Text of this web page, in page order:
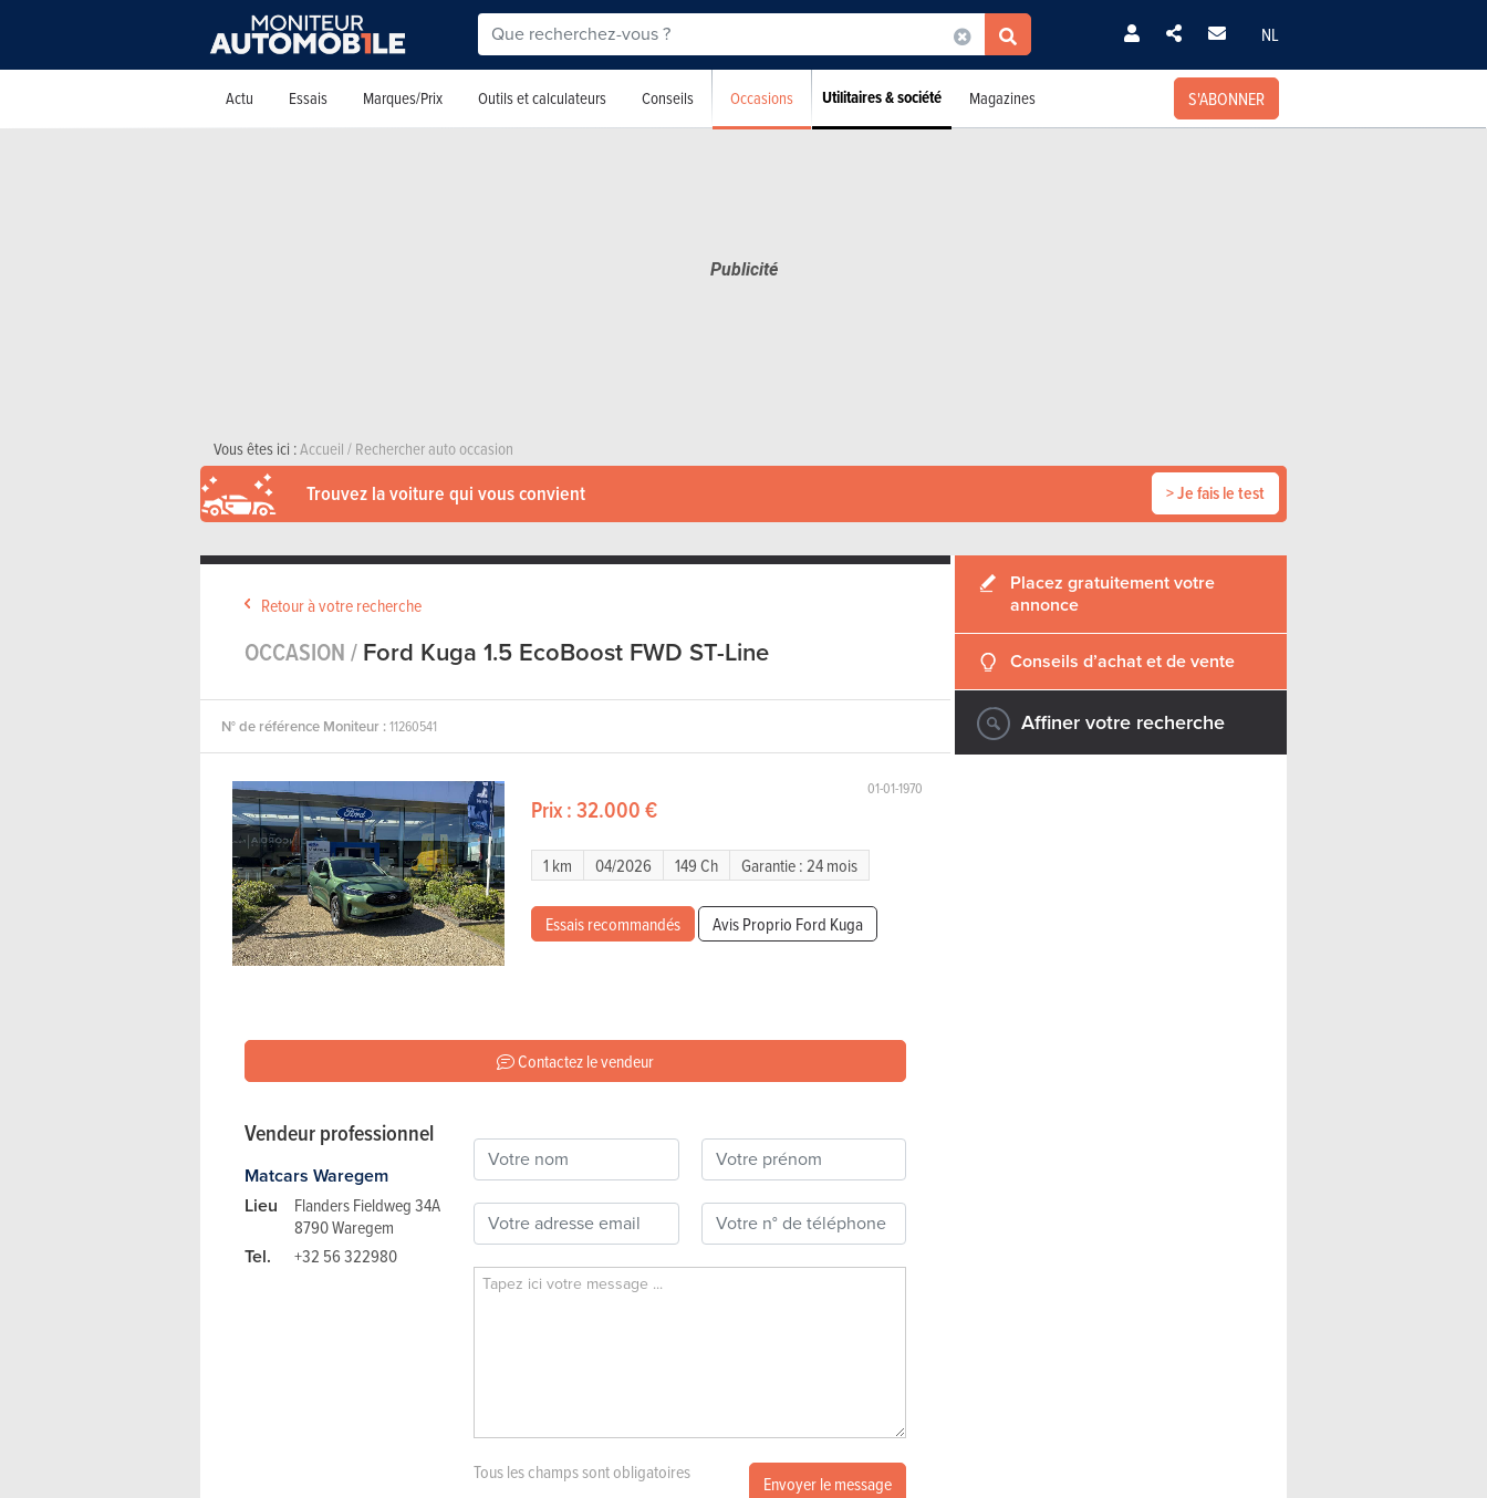
NL
Actu Essais Marques/Prix Outils et calculateurs Conseils Occasions Utilitaires & société Magazines S'ABONNER
Vous êtes ici :Accueil/Rechercher auto occasion
Trouvez la voiture qui vous convient > Je fais le test
Retour à votre recherche
OCCASION /Ford Kuga 1.5 EcoBoost FWD ST-Line
N° de référence Moniteur :11260541
01-01-1970
Prix :32.000 €
1 km 04/2026 149 Ch Garantie : 24 mois
Essais recommandés Avis Proprio Ford Kuga
Contactez le vendeur
Vendeur professionnel
Matcars Waregem
Lieu
Flanders Fieldweg 34A
8790 Waregem
Tel. +32 56 322980
Tous les champs sont obligatoires Envoyer le message
Placez gratuitement votre
annonce
Conseils d’achat et de vente
Affiner votre recherche